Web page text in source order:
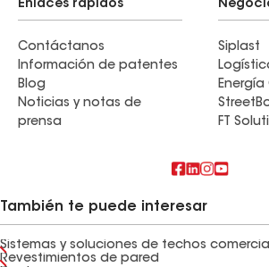
Enlaces rápidos
Contáctanos
Información de patentes
Blog
Noticias y notas de
prensa
Siplast
Energía
FT
También te puede interesar
Sistemas y soluciones de techos
Revestimientos de pared